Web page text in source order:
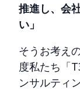
推進し、会
い」
そうお考え
度私たち「
ンサルティ